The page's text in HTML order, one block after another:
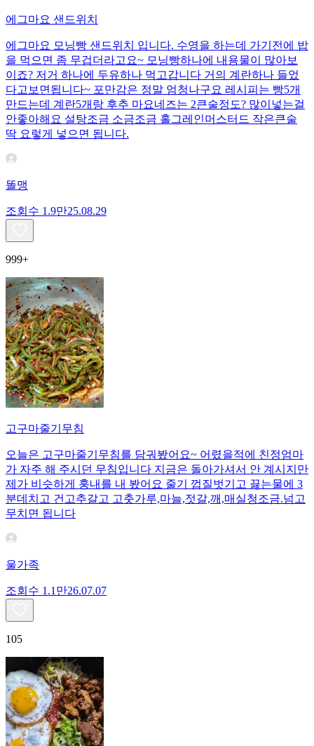
에그마요 샌드위치
에그마요 모닝빵 샌드위치 입니다. 수영을 하는데 가기전에 밥
을 먹으면 좀 무겁더라고요~ 모닝빵하나에 내용물이 많아보
이죠? 저거 하나에 두유하나 먹고갑니다 거의 계란하나 들었
다고보면됩니다~ 포만감은 정말 엄청나구요 레시피는 빵5개
만드는데 계란5개랑 후추 마요네즈는 2큰술정도? 많이넣는걸
안좋아해요 설탕조금 소금조금 홀그레인머스터드 작은큰술
딱 요렇게 넣으면 됩니다.
똘맹
조회수 1.9만25.08.29
999+
고구마줄기무침
오늘은 고구마줄기무침를 담궈봤어요~ 어렸을적에 친정엄마
가 자주 해 주시던 무침입니다 지금은 돌아가셔서 안 계시지만
제가 비슷하게 훙내를 내 봤어요 줄기 껍질벗기고 끓는물에 3
분데치고 건고추갈고 고춧가루,마늘,젓갈,깨,매실청조금.넘고
무치면 됩니다
울가족
조회수 1.1만26.07.07
105